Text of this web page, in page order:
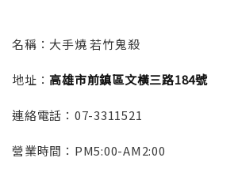
名稱： 大手燒 若竹鬼殺
地址：高雄市前鎮區文橫三路184號
連絡電話： 07-3311521
營業時間： PM5:00-AM2:00